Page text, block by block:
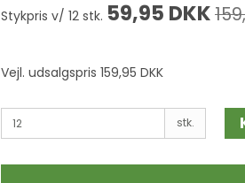
Stykpris v/ 12 stk. 59,95 DKK
Vejl. udsalgspris 159,95 DKK
stk.